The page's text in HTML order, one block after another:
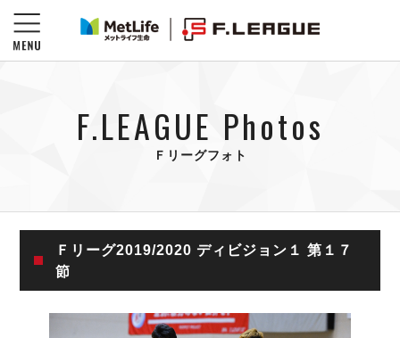
F.LEAGUE Photos
Ｆリーグフォト
Ｆリーグ2019/2020 ディビジョン１ 第１７
節